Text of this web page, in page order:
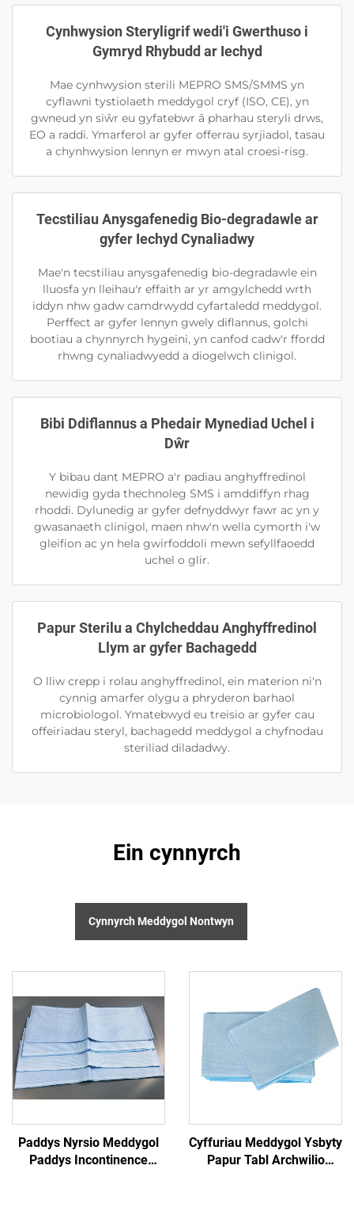
Cynhwysion Steryligrif wedi'i Gwerthuso i
Gymryd Rhybudd ar Iechyd
Mae cynhwysion sterili MEPRO SMS/SMMS yn
cyflawni tystiolaeth meddygol cryf (ISO, CE), yn
gwneud yn siŵr eu gyfatebwr â pharhau steryli drws,
EO a raddi. Ymarferol ar gyfer offerrau syrjiadol, tasau
a chynhwysion lennyn er mwyn atal croesi-risg.
Tecstiliau Anysgafenedig Bio-degradawle ar
gyfer Iechyd Cynaliadwy
Mae'n tecstiliau anysgafenedig bio-degradawle ein
lluosfa yn lleihau'r effaith ar yr amgylchedd wrth
iddyn nhw gadw camdrwydd cyfartaledd meddygol.
Perffect ar gyfer lennyn gwely diflannus, golchi
bootiau a chynnyrch hygeini, yn canfod cadw'r ffordd
rhwng cynaliadwyedd a diogelwch clinigol.
Bibi Ddiflannus a Phedair Mynediad Uchel i
Dŵr
Y bibau dant MEPRO a'r padiau anghyffredinol
newidig gyda thechnoleg SMS i amddiffyn rhag
rhoddi. Dylunedig ar gyfer defnyddwyr fawr ac yn y
gwasanaeth clinigol, maen nhw'n wella cymorth i'w
gleifion ac yn hela gwirfoddoli mewn sefyllfaoedd
uchel o glir.
Papur Sterilu a Chylcheddau Anghyffredinol
Llym ar gyfer Bachagedd
O lliw crepp i rolau anghyffredinol, ein materion ni'n
cynnig amarfer olygu a phryderon barhaol
microbiologol. Ymatebwyd eu treisio ar gyfer cau
offeiriadau steryl, bachagedd meddygol a chyfnodau
steriliad diladadwy.
Ein cynnyrch
Cynnyrch Meddygol Nontwyn
Paddys Nyrsio Meddygol
Paddys Incontinence
Cyffuriau Meddygol Ysbyty
Papur Tabl Archwilio